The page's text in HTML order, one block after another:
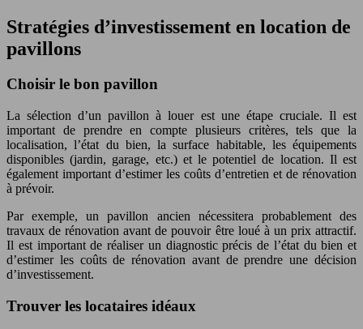
Stratégies d’investissement en location de
pavillons
Choisir le bon pavillon
La sélection d’un pavillon à louer est une étape cruciale. Il est
important de prendre en compte plusieurs critères, tels que la
localisation, l’état du bien, la surface habitable, les équipements
disponibles (jardin, garage, etc.) et le potentiel de location. Il est
également important d’estimer les coûts d’entretien et de rénovation
à prévoir.
Par exemple, un pavillon ancien nécessitera probablement des
travaux de rénovation avant de pouvoir être loué à un prix attractif.
Il est important de réaliser un diagnostic précis de l’état du bien et
d’estimer les coûts de rénovation avant de prendre une décision
d’investissement.
Trouver les locataires idéaux